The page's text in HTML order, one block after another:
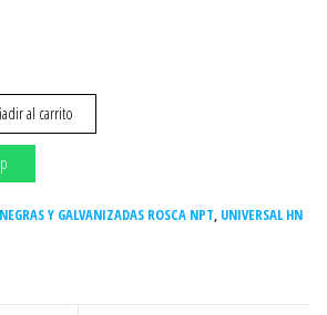
al carrito
Y GALVANIZADAS ROSCA NPT, UNIVERSAL HN